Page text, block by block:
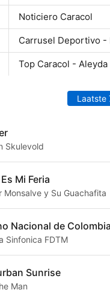
Noticiero Caracol
Carrusel Deportivo -
Top Caracol -
Laatste
Skulevold
Mi Feria
Monsalve y Su Guachafita
Nacional de
Sinfonica FDTM
Sunrise
Man